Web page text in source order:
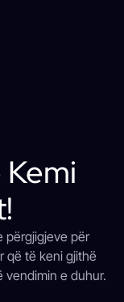
përgjigjeve për
që të keni gjithë
vendimin e duhur.